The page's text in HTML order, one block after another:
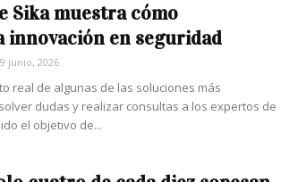
Sika muestra cómo
en seguridad
9 junio, 2026
real de algunas de las soluciones más
dudas y realizar consultas a los expertos de
el objetivo de...